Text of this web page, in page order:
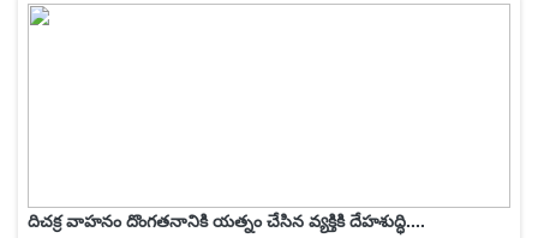
దిచక్ర వాహనం దొంగతనానికి యత్నం చేసిన వ్యక్తికి దేహశుద్ధి....